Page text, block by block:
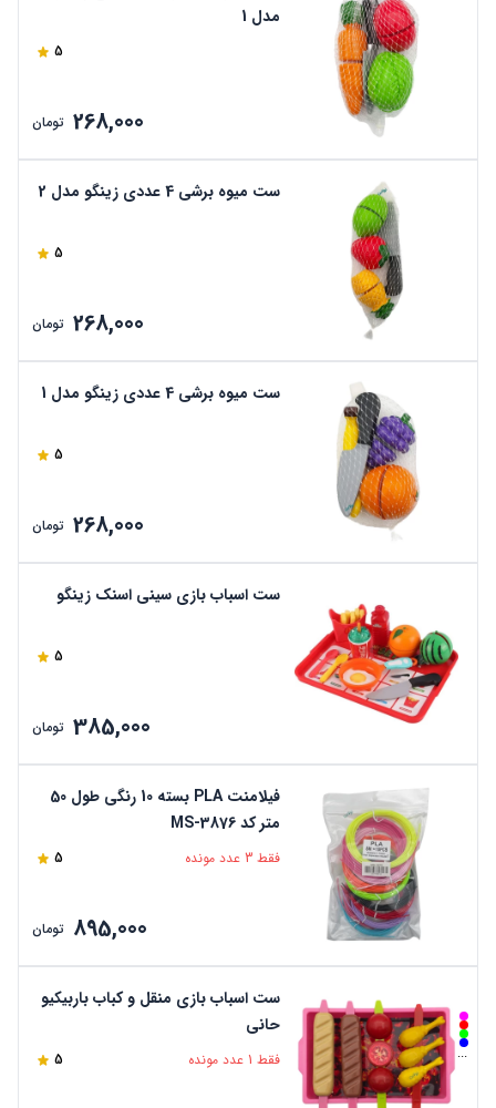
مدل 1
5
268,000 تومان
ست میوه برشی 4 عددی زینگو مدل 2
5
268,000 تومان
ست میوه برشی 4 عددی زینگو مدل 1
5
268,000 تومان
ست اسباب بازی سینی اسنک زینگو
5
385,000 تومان
فیلامنت PLA بسته 10 رنگی طول 50
متر کد MS-3876
فقط 3 عدد مونده 5
895,000 تومان
...
ست اسباب بازی منقل و کباب باربیکیو
حانی
فقط 1 عدد مونده 5